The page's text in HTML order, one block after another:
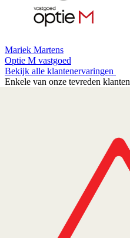
Mariek Martens
Optie M vastgoed
Bekijk alle klantenervaringen
Enkele van onze tevreden klanten